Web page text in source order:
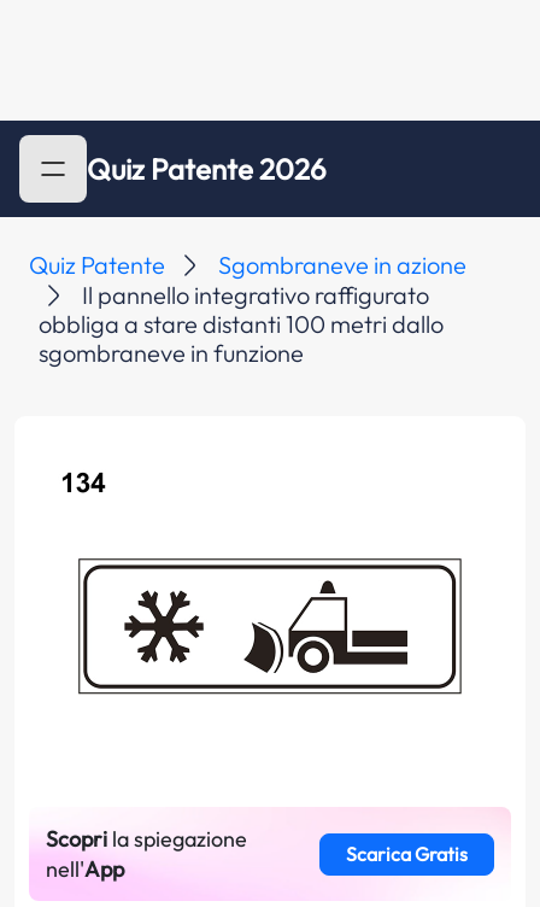
Quiz Patente 2026
Quiz Patente
Sgombraneve in azione
Il pannello integrativo raffigurato
obbliga a stare distanti 100 metri dallo
sgombraneve in funzione
Scopri la spiegazione
nell'App
Scarica Gratis